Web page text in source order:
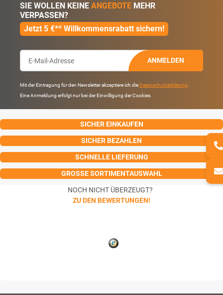
SIE WOLLEN KEINE ANGEBOTE MEHR
VERPASSEN?
Jetzt 5 €** Willkommensrabatt sichern!
ANMELDEN
Mit der Eintragung für den Newsletter akzeptiere ich die Datenschutzerklärung
Eine Anmeldung erfolgt nur bei der Einwilligung der Cookies.
SICHER EINKAUFEN
SICHER BEZAHLEN
SCHNELLE LIEFERUNG
GROSSE SORTIMENTAUSWAHL
NOCH NICHT ÜBERZEUGT?
ZU DEN BEWERTUNGEN!